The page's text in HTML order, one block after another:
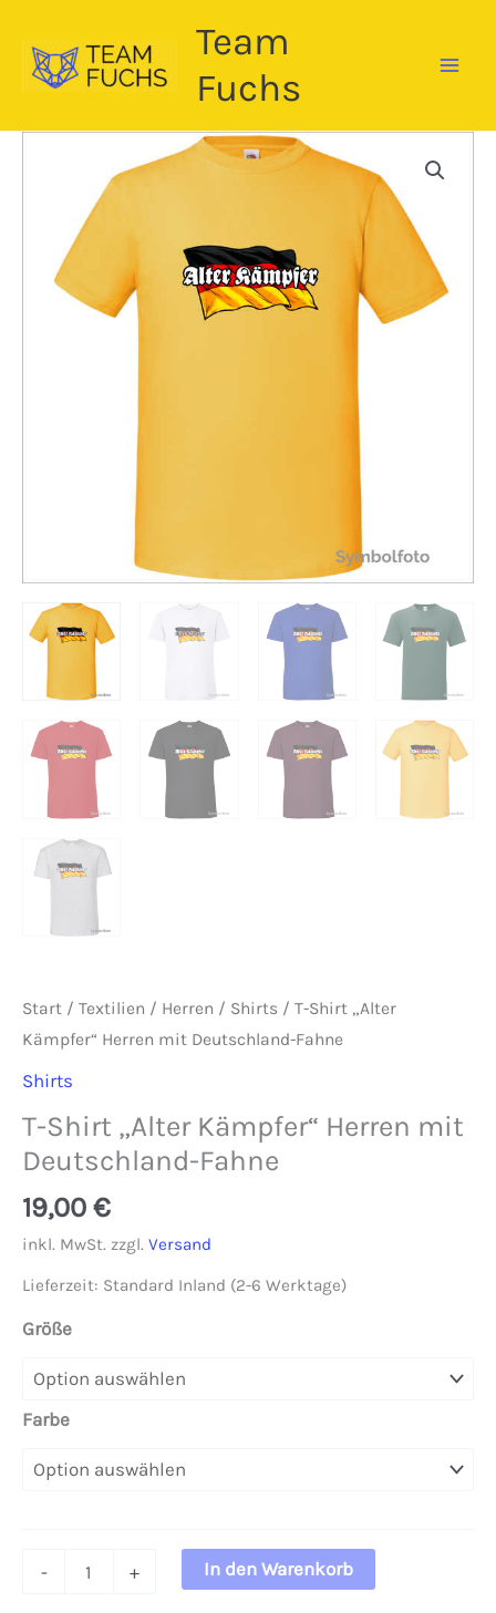
Inhalt
springen
Team
Fuchs
Start / Textilien / Herren / Shirts / T-Shirt „Alter
Kämpfer“ Herren mit Deutschland-Fahne
Shirts
T-Shirt „Alter Kämpfer“ Herren mit
Deutschland-Fahne
19,00 €
inkl. MwSt. zzgl. Versand
Lieferzeit: Standard Inland (2-6 Werktage)
Größe
Farbe
- + In den Warenkorb